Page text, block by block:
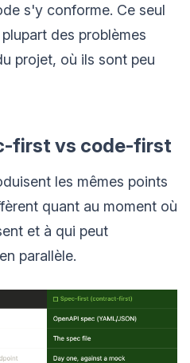
s'y conforme. Ce seul
des problèmes
projet, où ils sont peu
first vs code-first
les mêmes points
quant au moment où
et à qui peut
parallèle.